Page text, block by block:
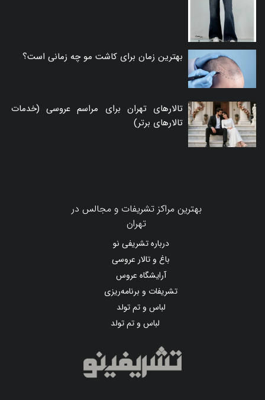
بهترین زمان برای کاشت مو چه زمانی است؟
تالارهای تهران برای مراسم عروسی (خدمات
تالارهای برتر)
بهترین مراکز تشریفات و مجالس در
تهران
درباره تشریفی نو
باغ و تالار عروسی
آرایشگاه عروس
تشریفات و برنامه‌ریزی
لباس و تم تولد
لباس و تم تولد